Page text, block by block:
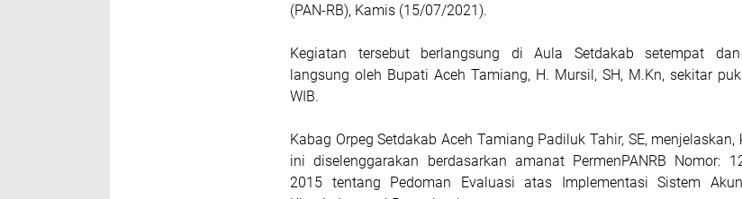
(PAN-RB), Kamis (15/07/2021).
Kegiatan tersebut berlangsung di Aula Setdakab setempat
langsung oleh Bupati Aceh Tamiang, H. Mursil, SH, M.Kn, sekitar
WIB.
Kabag Orpeg Setdakab Aceh Tamiang Padiluk Tahir, SE, menjelaskan,
ini diselenggarakan berdasarkan amanat PermenPANRB Nomor:
2015 tentang Pedoman Evaluasi atas Implementasi Sistem